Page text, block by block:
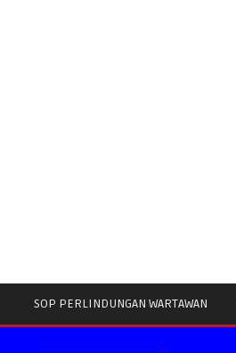
SOP PERLINDUNGAN WARTAWAN